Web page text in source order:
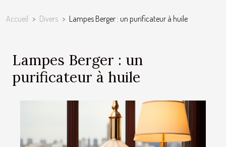
Accueil Divers Lampes Berger : un purificateur à huile
Lampes Berger : un
purificateur à huile